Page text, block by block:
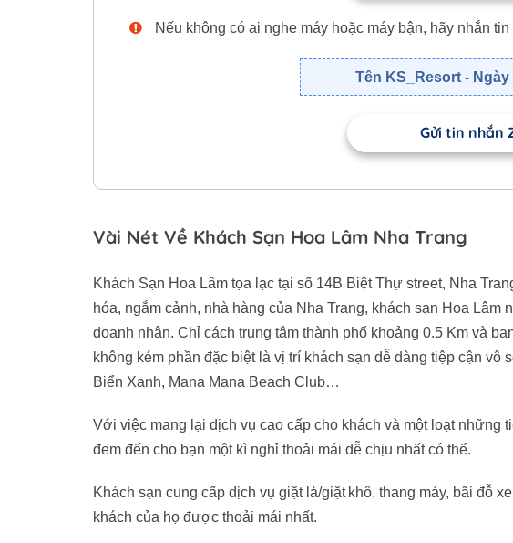
Nếu không có ai nghe máy hoặc máy bận, hãy nhắn
Tên KS_Resort -
Gửi tin nhắn
Vài Nét Về Khách Sạn Hoa Lâm Nha Trang
Khách Sạn Hoa Lâm tọa lạc tại số 14B Biệt Thự street, Nha
hóa, ngắm cảnh, nhà hàng của Nha Trang, khách sạn Hoa
doanh nhân. Chỉ cách trung tâm thành phố khoảng 0.5 Km và
không kém phần đặc biệt là vị trí khách sạn dễ dàng tiệp cận
Biển Xanh, Mana Mana Beach Club…
Với việc mang lại dịch vụ cao cấp cho khách và một loạt những
đem đến cho bạn một kì nghỉ thoải mái dễ chịu nhất có thể.
Khách sạn cung cấp dịch vụ giặt là/giặt khô, thang máy, bãi đỗ
khách của họ được thoải mái nhất.